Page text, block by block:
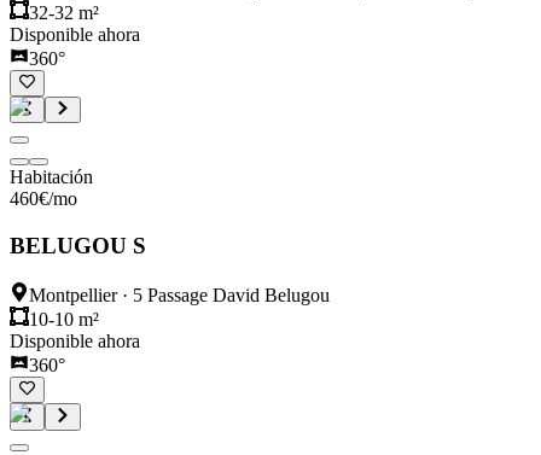
32-32 m²
Disponible ahora
360°
Habitación
460€/mo
BELUGOU S
Montpellier· 5 Passage David Belugou
10-10 m²
Disponible ahora
360°